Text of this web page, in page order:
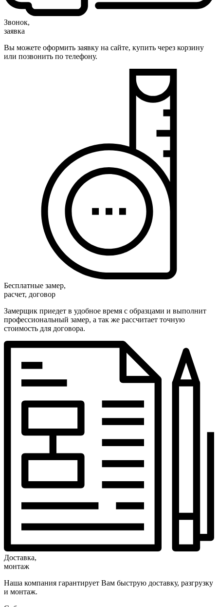
Звонок,
заявка
Вы можете оформить заявку на сайте, купить через корзину
или позвонить по телефону.
Бесплатные замер,
расчет, договор
Замерщик приедет в удобное время с образцами и выполнит
профессиональный замер, а так же рассчитает точную
стоимость для договора.
Доставка,
монтаж
Наша компания гарантирует Вам быструю доставку, разгрузку
и монтаж.